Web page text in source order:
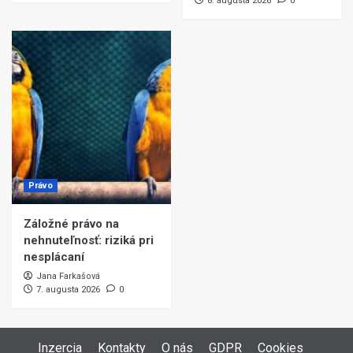
Právo
Záložné právo na
nehnuteľnosť: riziká pri
nesplácaní
Jana Farkašová
7. augusta 2026
0
Inzercia Kontakty O nás GDPR Cookies